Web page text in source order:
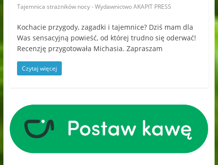
Tajemnica strażników nocy - Wydawnictwo AKAPIT PRESS
Kochacie przygody, zagadki i tajemnice? Dziś mam dla
Was sensacyjną powieść, od której trudno się oderwać!
Recenzję przygotowała Michasia. Zapraszam
Czytaj więcej